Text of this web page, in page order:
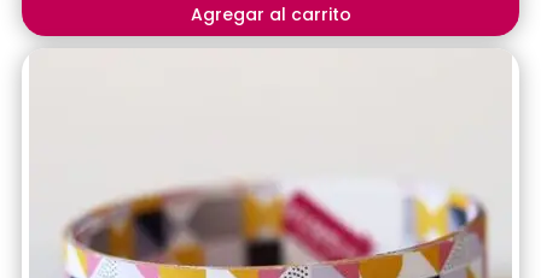
Agregar al carrito